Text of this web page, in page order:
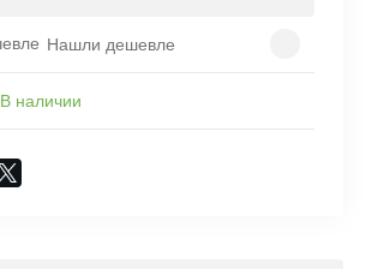
Нашли дешевле
В наличии